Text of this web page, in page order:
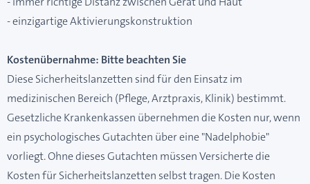
- einzigartige Aktivierungskonstruktion
Kostenübernahme: Bitte beachten Sie
Diese Sicherheitslanzetten sind für den Einsatz im
medizinischen Bereich (Pflege, Arztpraxis, Klinik) bestimmt.
Gesetzliche Krankenkassen übernehmen die Kosten nur, wenn
ein psychologisches Gutachten über eine "Nadelphobie"
vorliegt. Ohne dieses Gutachten müssen Versicherte die
Kosten für Sicherheitslanzetten selbst tragen. Die Kosten